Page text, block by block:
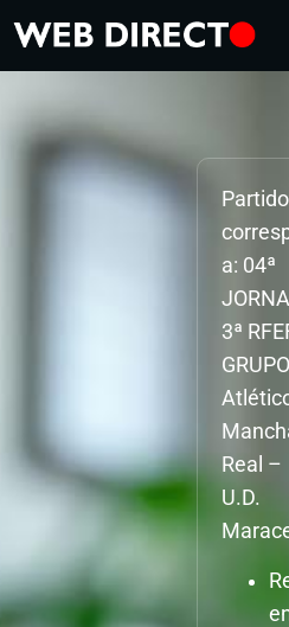
Partido
a: 04ª
3ª
Real –
U.D.